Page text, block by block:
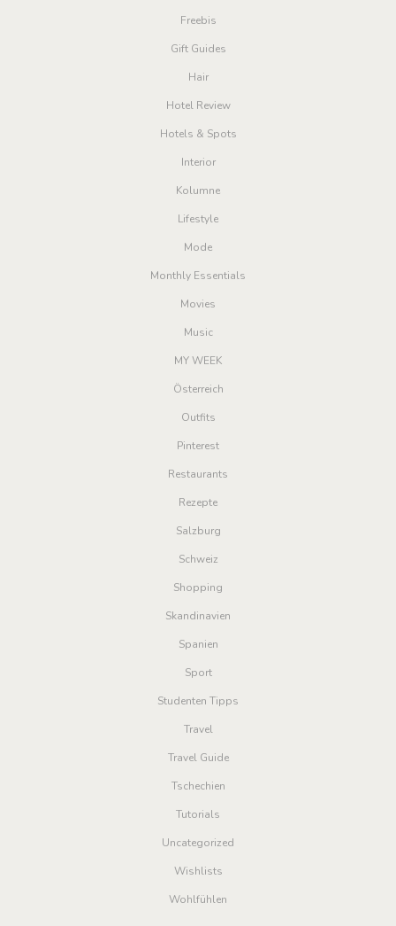
Freebis
Gift Guides
Hair
Hotel Review
Hotels & Spots
Interior
Kolumne
Lifestyle
Mode
Monthly Essentials
Movies
Music
MY WEEK
Österreich
Outfits
Pinterest
Restaurants
Rezepte
Salzburg
Schweiz
Shopping
Skandinavien
Spanien
Sport
Studenten Tipps
Travel
Travel Guide
Tschechien
Tutorials
Uncategorized
Wishlists
Wohlfühlen